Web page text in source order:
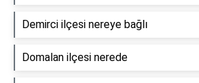
Demirci ilçesi nereye bağlı
Domalan ilçesi nerede